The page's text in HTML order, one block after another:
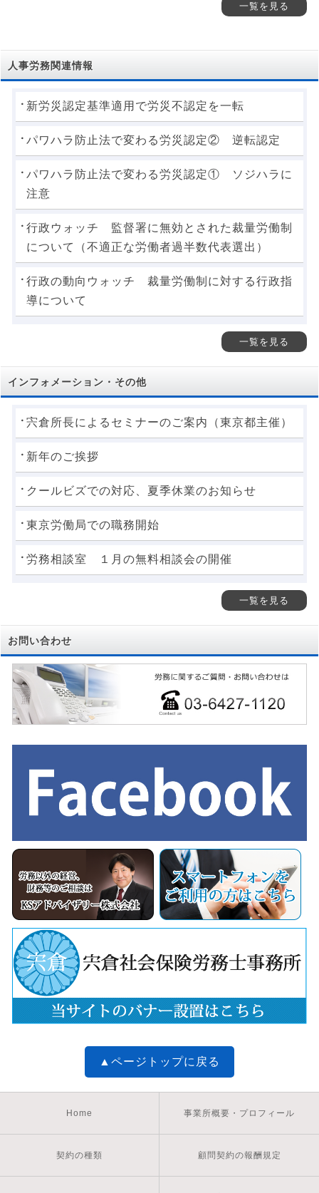
一覧を見る
人事労務関連情報
新労災認定基準適用で労災不認定を一転
パワハラ防止法で変わる労災認定② 逆転認定
パワハラ防止法で変わる労災認定① ソジハラに
注意
行政ウォッチ 監督署に無効とされた裁量労働制
について（不適正な労働者過半数代表選出）
行政の動向ウォッチ 裁量労働制に対する行政指
導について
一覧を見る
インフォメーション・その他
宍倉所長によるセミナーのご案内（東京都主催）
新年のご挨拶
クールビズでの対応、夏季休業のお知らせ
東京労働局での職務開始
労務相談室 １月の無料相談会の開催
一覧を見る
お問い合わせ
▲ページトップに戻る
Home 事業所概要・プロフィール
契約の種類 顧問契約の報酬規定